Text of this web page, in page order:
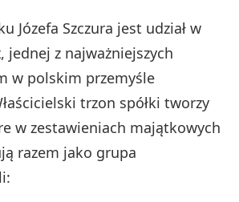
Józefa Szczura jest udział w
, jednej z najważniejszych
w polskim przemyśle
trzon spółki tworzy
w zestawieniach majątkowych
razem jako grupa